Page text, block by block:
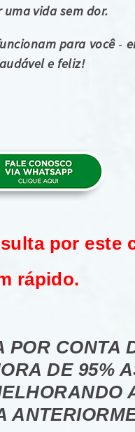
uma vida sem dor.
para você-
e feliz!
por este
rápido.
POR CONTA
DE 95%